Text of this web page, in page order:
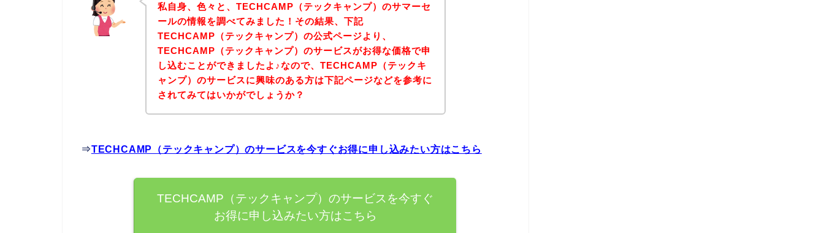
私自身、色々と、TECHCAMP（テックキャンプ）のサマーセ
ールの情報を調べてみました！その結果、下記
TECHCAMP（テックキャンプ）の公式ページより、
TECHCAMP（テックキャンプ）のサービスがお得な価格で申
し込むことができましたよ♪なので、TECHCAMP（テックキ
ャンプ）のサービスに興味のある方は下記ページなどを参考に
されてみてはいかがでしょうか？
⇒TECHCAMP（テックキャンプ）のサービスを今すぐお得に申し込みたい方はこちら
TECHCAMP（テックキャンプ）のサービスを今すぐ
お得に申し込みたい方はこちら